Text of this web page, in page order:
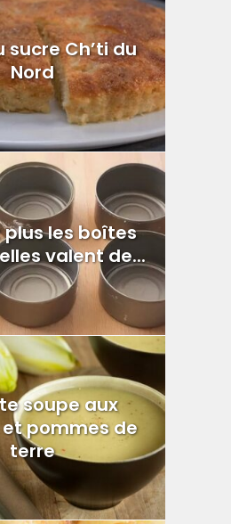
sucre Ch’ti du
Nord
plus les boîtes
valent de...
soupe aux
pommes de
terre